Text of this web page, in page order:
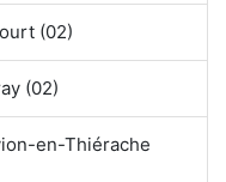
(02)
(02)
en-Thiérache